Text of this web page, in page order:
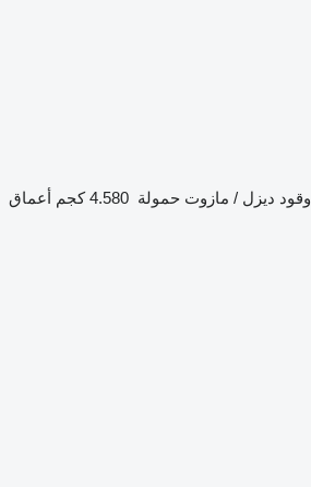
وقود ديزل / مازوت حمولة 4.580 كجم
أعماق